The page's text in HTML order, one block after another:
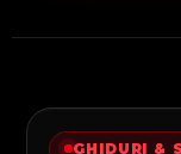
GHIDURI &